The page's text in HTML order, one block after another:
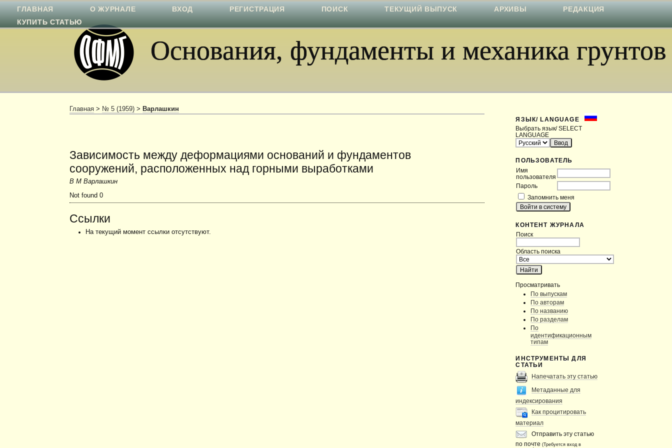
Основания, фундаменты и механика грунтов
ЯЗЫК/ LANGUAGE
Выбрать язык/ SELECT
LANGUAGE
ПОЛЬЗОВАТЕЛЬ
Имя
пользователя
Пароль
Запомнить меня
КОНТЕНТ ЖУРНАЛА
Поиск
Область поиска
Просматривать
По выпускам
По авторам
По названию
По разделам
По
идентификационным
типам
ИНСТРУМЕНТЫ ДЛЯ
СТАТЬИ
Напечатать эту статью
Метаданные для
индексирования
Как процитировать
материал
Отправить эту статью
по почте(Требуется вход в
ГЛАВНАЯ О ЖУРНАЛЕ ВХОД РЕГИСТРАЦИЯ ПОИСК ТЕКУЩИЙ ВЫПУСК АРХИВЫ
РЕДАКЦИЯ
КУПИТЬ СТАТЬЮ
Главная > № 5 (1959) > Варлашкин
Зависимость между деформациями оснований и фундаментов
сооружений, расположенных над горными выработками
В М Варлашкин
Not found 0
Ссылки
На текущий момент ссылки отсутствуют.